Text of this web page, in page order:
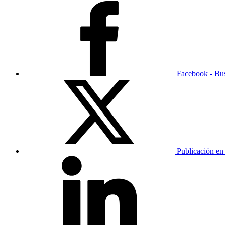
Facebook -
Publicación